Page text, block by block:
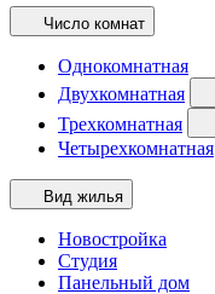
Число комнат
Однокомнатная
Двухкомнатная
Трехкомнатная
Четырехкомнатная
Вид жилья
Новостройка
Студия
Панельный дом